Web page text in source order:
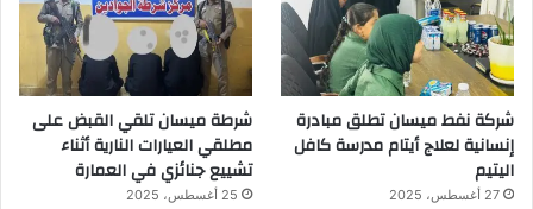
شركة نفط ميسان تطلق مبادرة
إنسانية لعلاج أيتام مدرسة كافل
اليتيم
27 أغسطس، 2025
شرطة ميسان تلقي القبض على
مطلقي العيارات النارية أثناء
تشييع جنائزي في العمارة
25 أغسطس، 2025